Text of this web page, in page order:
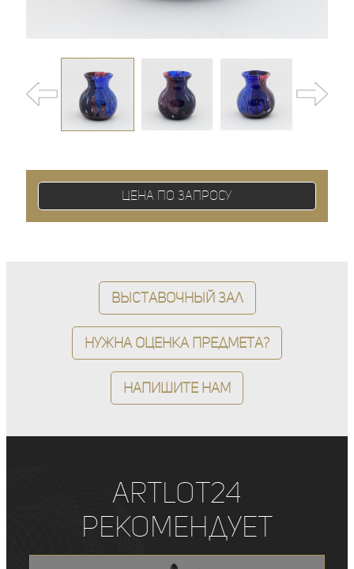
Цена по запросу
Выставочный зал
Нужна оценка предмета?
Напишите нам
ArtLot24
рекомендует